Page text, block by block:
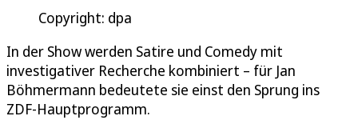
Copyright: dpa
In der Show werden Satire und Comedy mit
investigativer Recherche kombiniert – für Jan
Böhmermann bedeutete sie einst den Sprung ins
ZDF-Hauptprogramm.